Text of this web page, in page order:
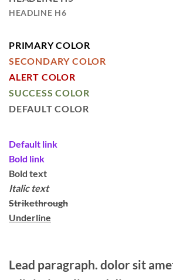
HEADLINE H6
PRIMARY COLOR
SECONDARY COLOR
ALERT COLOR
SUCCESS COLOR
DEFAULT COLOR
Default link
Bold link
Bold text
Italic text
Strikethrough
Underline
Lead paragraph. dolor sit